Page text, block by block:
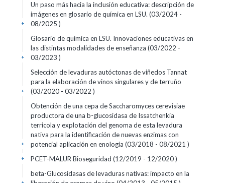
Un paso más hacia la inclusión educativa: descripción de
imágenes en glosario de química en LSU. (03/2024 -
08/2025 )
+
Glosario de química en LSU. Innovaciones educativas en
las distintas modalidades de enseñanza (03/2022 -
03/2023 )
+
Selección de levaduras autóctonas de viñedos Tannat
para la elaboración de vinos singulares y de terruño
(03/2020 - 03/2022 )
+
Obtención de una cepa de Saccharomyces cerevisiae
productora de una b-glucosidasa de Issatchenkia
terricola y explotación del genoma de esta levadura
nativa para la identificación de nuevas enzimas con
potencial aplicación en enología (03/2018 - 08/2021 )
+
PCET-MALUR Bioseguridad (12/2019 - 12/2020 )
+
beta-Glucosidasas de levaduras nativas: impacto en la